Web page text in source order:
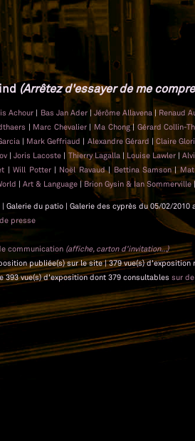
(Arrêtez d'essayer de me
Achour | Bas Jan Ader | Jérôme Allavena | Renaud
| Marc Chevalier | Ma Chong| Gérard Collin-
| Mark Geffriaud | Alexandre Gérard |Claire
|Joris Lacoste | Thierry Lagalla | Louise Lawler |
|Will Potter | Noël Ravaud| Bettina Samson|
| Art & Language |Brion Gysin & Ian Sommerville
| Galerie du patio | Galerie des cyprès du 05/02/2010
presse
communication (affiche, carton d'invitation...)
publiée(s) sur le site | 379 vue(s) d'exposition
393 vue(s) d'exposition dont 379 consultables sur